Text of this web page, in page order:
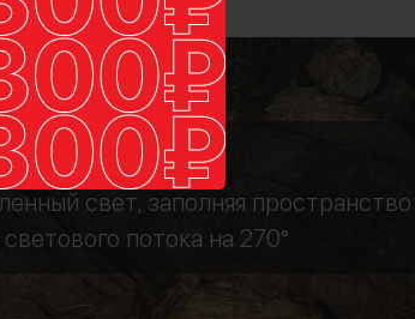
свет, заполняя пространство
потока на 270°